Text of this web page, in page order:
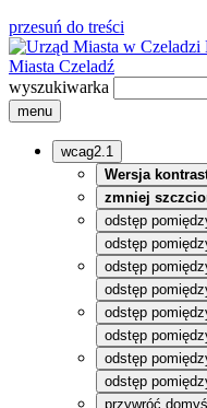
przesuń do treści
Miasta Czeladź
wyszukiwarka
menu
wcag2.1
Wersja
zmniej
odstęp
odstęp
odstęp
odstęp
odstęp
odstęp
odstęp
odstęp
przywróć